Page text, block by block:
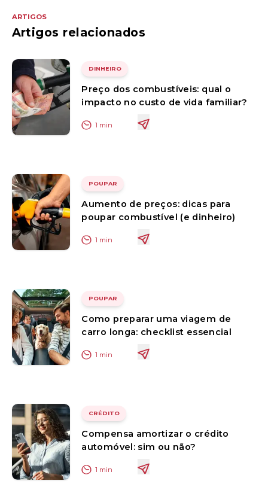
ARTIGOS
Artigos relacionados
DINHEIRO
Preço dos combustíveis: qual o
impacto no custo de vida familiar?
1 min
POUPAR
Aumento de preços: dicas para
poupar combustível (e dinheiro)
1 min
POUPAR
Como preparar uma viagem de
carro longa: checklist essencial
1 min
CRÉDITO
Compensa amortizar o crédito
automóvel: sim ou não?
1 min